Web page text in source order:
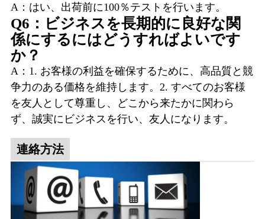
A：はい、出荷前に100％テストを行います。
Q6：ビジネスを長期的に良好な関
係にするにはどうすればよいです
か？
A：1. お客様の利益を確保するために、高品質と競
争力のある価格を維持します。2. すべてのお客様
を友人として尊重し、どこから来たかに関わら
ず、誠実にビジネスを行い、友人になります。
連絡方法